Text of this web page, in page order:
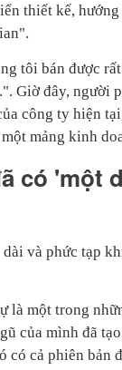
thiết kế, hướng
tôi bán được
Giờ đây, người
công ty hiện
mảng kinh
có 'một
và phức tạp
là một trong
của mình đã
cả phiên bản